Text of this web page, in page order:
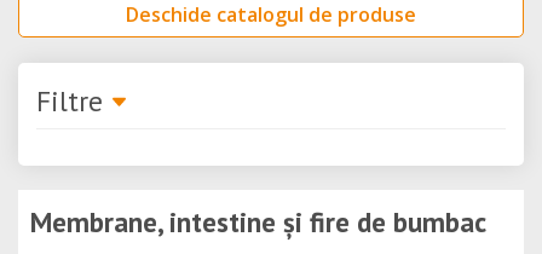
Deschide catalogul de produse
Filtre
Membrane, intestine și fire de bumbac